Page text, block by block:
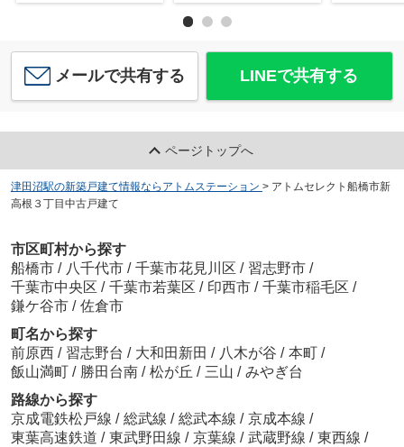
メールで共有する LINEで共有する
ページトップへ
津田沼駅の新築戸建て情報ならアトムステーション > アトムセレクト船橋市新
高根３丁目中古戸建て
市区町村から探す
船橋市 / 八千代市 / 千葉市花見川区 / 習志野市 /
千葉市中央区 / 千葉市若葉区 / 印西市 / 千葉市稲毛区 /
鎌ケ谷市 / 佐倉市
町名から探す
前原西 / 習志野台 / 大和田新田 / 八木が谷 / 本町 /
飯山満町 / 勝田台南 / 松が丘 / 三山 / みやぎ台
路線から探す
京成電鉄松戸線 / 総武線 / 総武本線 / 京成本線 /
東葉高速鉄道 / 東武野田線 / 京葉線 / 武蔵野線 / 東西線 /